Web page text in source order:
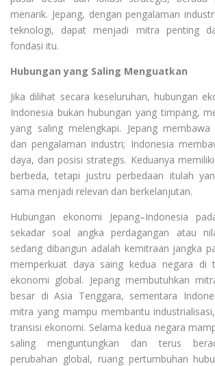
menarik. Jepang, dengan pengalaman
teknologi, dapat menjadi mitra penting
fondasi itu.
Hubungan yang Saling Menguatkan
Jika dilihat secara keseluruhan, hubungan
Indonesia bukan hubungan yang timpang,
yang saling melengkapi. Jepang
dan pengalaman industri; Indonesia
daya, dan posisi strategis. Keduanya
berbeda, tetapi justru perbedaan itulah
sama menjadi relevan dan berkelanjutan.
Hubungan ekonomi Jepang–Indonesia
sekadar soal angka perdagangan atau
sedang dibangun adalah kemitraan jangka
memperkuat daya saing kedua negara di
ekonomi global. Jepang membutuhkan
besar di Asia Tenggara, sementara
mitra yang mampu membantu
transisi ekonomi. Selama kedua negara
saling menguntungkan dan terus
perubahan global, ruang pertumbuhan